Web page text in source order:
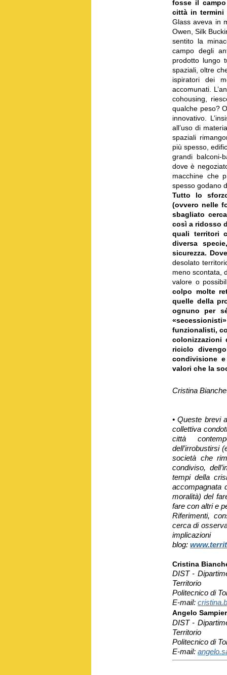
fosse il
città in termini
Glass aveva in
Owen, Silk
sentito la
campo degli
prodotto lungo
spaziali, oltre
ispiratori dei
accomunati.
cohousing,
qualche peso?
innovativo.
all’uso di
spaziali
più spesso,
grandi balconi-
dove è
macchine che
spesso godano
Tutto lo
(ovvero nelle
sbagliato
così a ridosso
quali territori
diversa
sicurezza.
desolato
meno scontata,
valore o
colpo molte
quelle della
ognuno per
funzionalisti,
riciclo
condivisione
valori che la
Cristina
•Queste brevi
collettiva
città
dell’irrobustirsi
società che
condiviso,
tempi della
accompagnata
moralità) del
fare con altri e
Riferimenti,
cerca di
blog:
Cristina
DIST -
Territorio
Politecnico di
E-mail:
Angelo
DIST -
Territorio
Politecnico di
E-mail: